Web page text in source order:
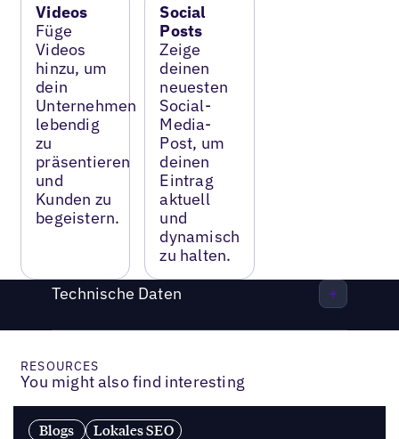
Videos
Füge
Videos
hinzu, um
dein
Unternehmen
lebendig
zu
präsentieren
und
Kunden zu
begeistern.
Social
Posts
Zeige
deinen
neuesten
Social-
Media-
Post, um
deinen
Eintrag
aktuell
und
dynamisch
zu halten.
Technische Daten
RESOURCES
You might also find interesting
Blogs Lokales SEO